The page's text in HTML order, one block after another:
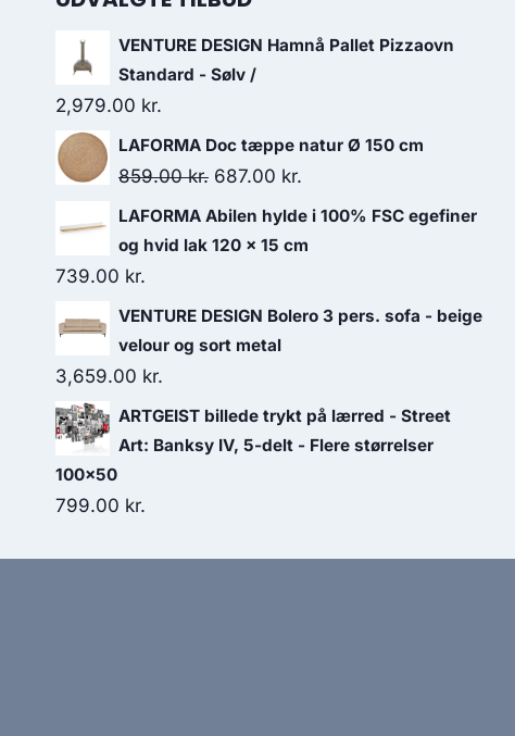
VENTURE DESIGN Hamnå Pallet Pizzaovn
Standard - Sølv /
2,979.00 kr.
LAFORMA Doc tæppe natur Ø 150 cm
859.00kr. 687.00 kr.
LAFORMA Abilen hylde i 100% FSC egefiner
og hvid lak 120 x 15 cm
739.00 kr.
VENTURE DESIGN Bolero 3 pers. sofa - beige
velour og sort metal
3,659.00 kr.
ARTGEIST billede trykt på lærred - Street
Art: Banksy IV, 5-delt - Flere størrelser
100x50
799.00 kr.